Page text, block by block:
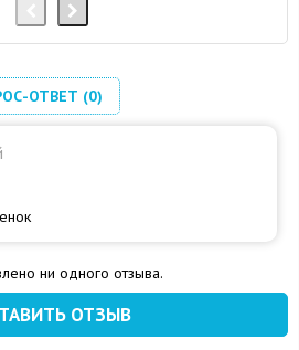
ОТВЕТ (0)
ни одного отзыва.
ОТЗЫВ